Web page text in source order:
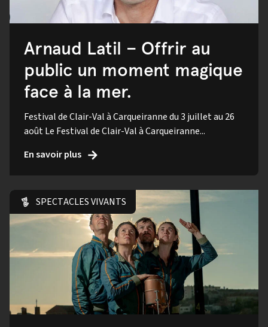
Arnaud Latil – Offrir au
public un moment magique
face à la mer.
Festival de Clair-Val à Carqueiranne du 3 juillet au 26
août Le Festival de Clair-Val à Carqueiranne...
En savoir plus
SPECTACLES VIVANTS